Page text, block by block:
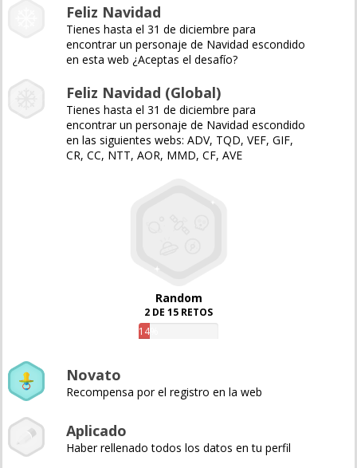
Feliz Navidad
Tienes hasta el 31 de diciembre para
encontrar un personaje de Navidad escondido
en esta web ¿Aceptas el desafío?
Feliz Navidad (Global)
Tienes hasta el 31 de diciembre para
encontrar un personaje de Navidad escondido
en las siguientes webs: ADV, TQD, VEF, GIF,
CR, CC, NTT, AOR, MMD, CF, AVE
Random
2 DE 15 RETOS
14%
Novato
Recompensa por el registro en la web
Aplicado
Haber rellenado todos los datos en tu perfil